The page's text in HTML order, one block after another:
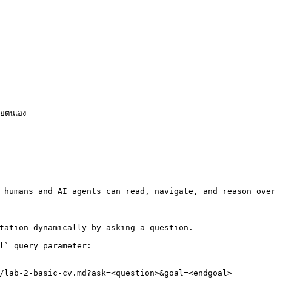
นเอง
and AI agents can read, navigate, and reason over
dynamically by asking a question.
query parameter:
basic-cv.md?ask=<question>&goal=<endgoal>